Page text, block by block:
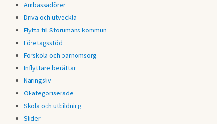
Ambassadörer
Driva och utveckla
Flytta till Storumans kommun
Företagsstöd
Förskola och barnomsorg
Inflyttare berättar
Näringsliv
Okategoriserade
Skola och utbildning
Slider